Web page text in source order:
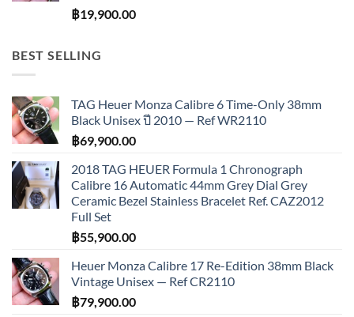
฿19,900.00
BEST SELLING
TAG Heuer Monza Calibre 6 Time-Only 38mm
Black Unisex ปี 2010 — Ref WR2110
฿69,900.00
2018 TAG HEUER Formula 1 Chronograph
Calibre 16 Automatic 44mm Grey Dial Grey
Ceramic Bezel Stainless Bracelet Ref. CAZ2012
Full Set
฿55,900.00
Heuer Monza Calibre 17 Re-Edition 38mm Black
Vintage Unisex — Ref CR2110
฿79,900.00